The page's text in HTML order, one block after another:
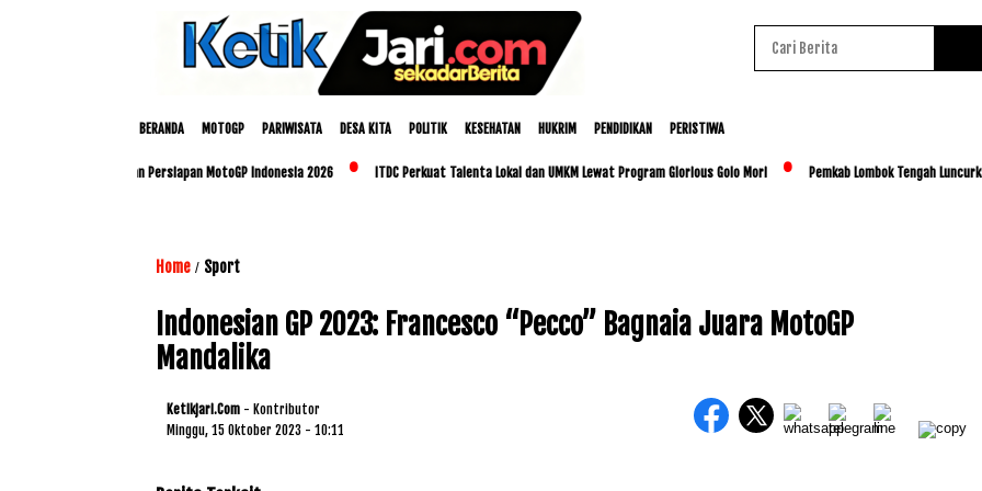
BERANDA MOTOGP PARIWISATA DESA KITA POLITIK KESEHATAN HUKRIM PENDIDIKAN PERISTIWA
NTB Matangkan Persiapan MotoGP Indonesia 2026 ITDC Perkuat Talenta Lokal dan UMKM Lewat Program Glorious Golo Mori Pemkab Lombok Tengah Luncurkan
Home / Sport
Indonesian GP 2023: Francesco “Pecco” Bagnaia Juara MotoGP
Mandalika
Ketikjari.com - Kontributor
Minggu, 15 Oktober 2023 - 10:11